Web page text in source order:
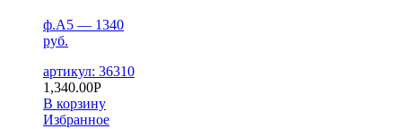
ф.А5 — 1340
руб.
артикул: 36310
1,340.00Р
В корзину
Избранное